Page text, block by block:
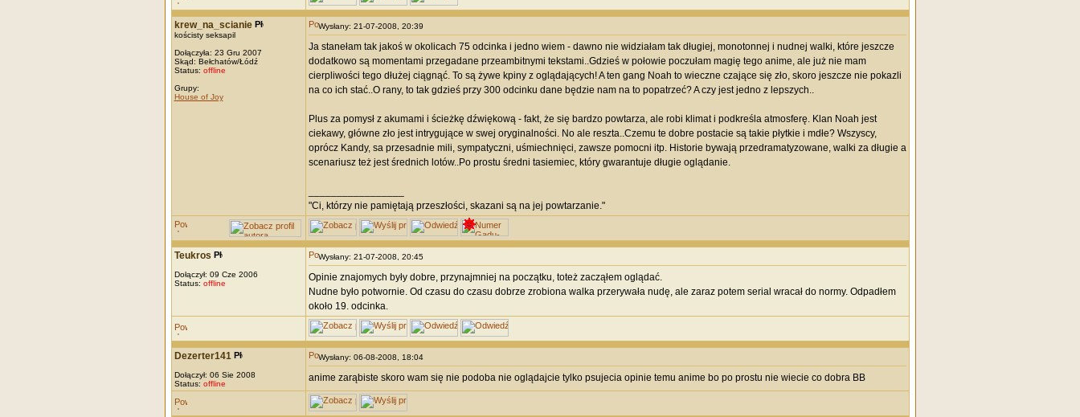
krew_na_scianie
kościsty seksapil
Dołączyła: 23 Gru 2007
Skąd: Bełchatów/Łódź
Status: offline
Grupy:
House of Joy
Wysłany: 21-07-2008, 20:39
Ja stanełam tak jakoś w okolicach 75 odcinka i jedno wiem - dawno nie widziałam tak długiej, monotonnej i nudnej walki, które jeszcze
dodatkowo są momentami przegadane przeambitnymi tekstami..Gdzieś w połowie poczułam magię tego anime, ale już nie mam
cierpliwości tego dłużej ciągnąć. To są żywe kpiny z oglądających! A ten gang Noah to wieczne czające się zło, skoro jeszcze nie pokazli
na co ich stać..O rany, to tak gdzieś przy 300 odcinku dane będzie nam na to popatrzeć? A czy jest jedno z lepszych..
Plus za pomysł z akumami i ścieżkę dźwiękową - fakt, że się bardzo powtarza, ale robi klimat i podkreśla atmosferę. Klan Noah jest
ciekawy, główne zło jest intrygujące w swej oryginalności. No ale reszta..Czemu te dobre postacie są takie płytkie i mdłe? Wszyscy,
oprócz Kandy, sa przesadnie mili, sympatyczni, uśmiechnięci, zawsze pomocni itp. Historie bywają przedramatyzowane, walki za długie a
scenariusz też jest średnich lotów..Po prostu średni tasiemiec, który gwarantuje długie oglądanie.
"Ci, którzy nie pamiętają przeszłości, skazani są na jej powtarzanie."
Teukros
Dołączył: 09 Cze 2006
Status: offline
Wysłany: 21-07-2008, 20:45
Opinie znajomych były dobre, przynajmniej na początku, toteż zacząłem oglądać.
Nudne było potwornie. Od czasu do czasu dobrze zrobiona walka przerywała nudę, ale zaraz potem serial wracał do normy. Odpadłem
około 19. odcinka.
Dezerter141
Dołączył: 06 Sie 2008
Status: offline
Wysłany: 06-08-2008, 18:04
anime zarąbiste skoro wam się nie podoba nie oglądajcie tylko psujecia opinie temu anime bo po prostu nie wiecie co dobra BB